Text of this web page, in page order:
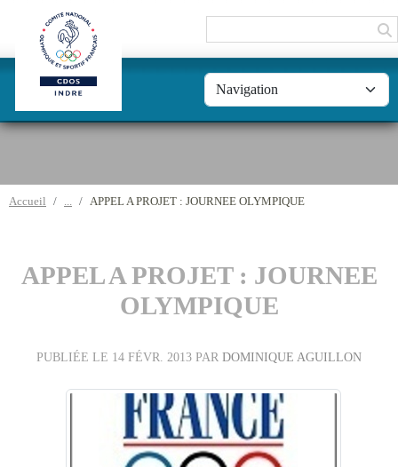
Accueil APPEL A PROJET : JOURNEE OLYMPIQUE
APPEL A PROJET : JOURNEE
OLYMPIQUE
PUBLIÉE LE 14 FÉVR. 2013 PAR DOMINIQUE AGUILLON
Panneau de gestion des cookies